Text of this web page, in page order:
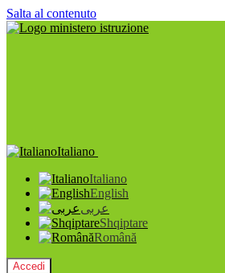
Salta al contenuto
Italiano
Italiano
English
عربى
Shqiptare
Română
Accedi